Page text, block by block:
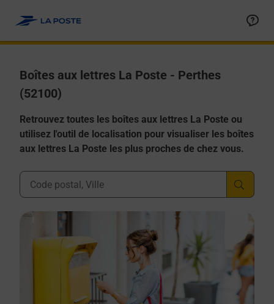
Boîtes aux lettres La Poste - Perthes
(52100)
Retrouvez toutes les boîtes aux lettres La Poste ou
utilisez l'outil de localisation pour visualiser les boîtes
aux lettres La Poste les plus proches de chez vous.
Ville, Département, Code Postal